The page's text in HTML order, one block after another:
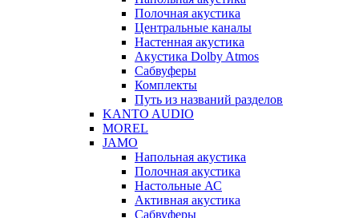
Полочная акустика
Центральные каналы
Настенная акустика
Акустика Dolby Atmos
Сабвуферы
Комплекты
Путь из названий разделов
KANTO AUDIO
MOREL
JAMO
Напольная акустика
Полочная акустика
Настольные АС
Активная акустика
Сабвуферы